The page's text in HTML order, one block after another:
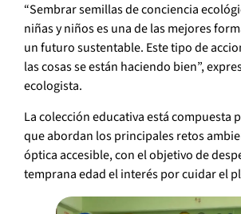
“Sembrar semillas de conciencia
niñas y niños es una de las mejores
un futuro sustentable. Este tipo de
las cosas se están haciendo bien”,
ecologista.
La colección educativa está compuesta
que abordan los principales retos
óptica accesible, con el objetivo de
temprana edad el interés por cuidar el